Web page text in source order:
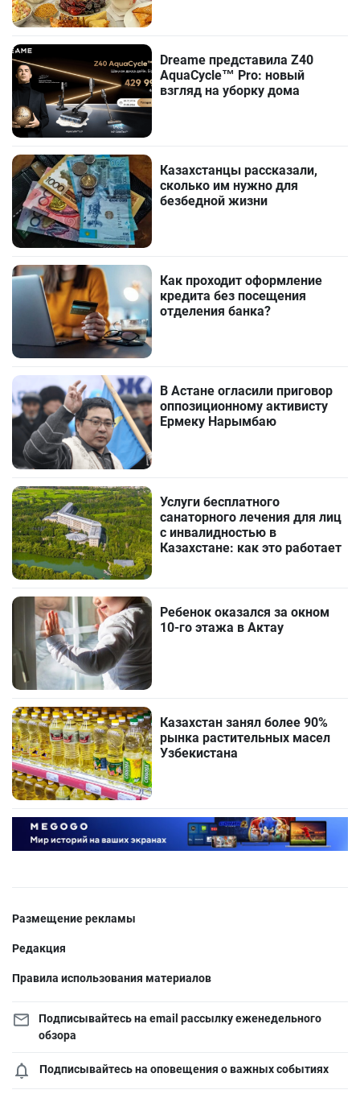
Dreame представила Z40
AquaCycle™ Pro: новый
взгляд на уборку дома
Казахстанцы рассказали,
сколько им нужно для
безбедной жизни
Как проходит оформление
кредита без посещения
отделения банка?
В Астане огласили приговор
оппозиционному активисту
Ермеку Нарымбаю
Услуги бесплатного
санаторного лечения для лиц
с инвалидностью в
Казахстане: как это работает
Ребенок оказался за окном
10-го этажа в Актау
Казахстан занял более 90%
рынка растительных масел
Узбекистана
Размещение рекламы
Редакция
Правила использования материалов
Подписывайтесь на email рассылку еженедельного
обзора
Подписывайтесь на оповещения о важных событиях